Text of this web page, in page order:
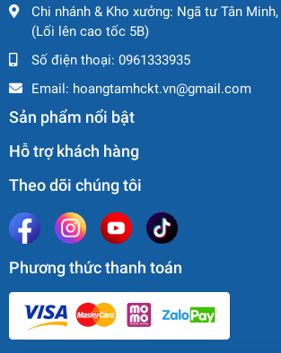
Chi nhánh & Kho xưởng: Ngã tư Tân
(Lối lên cao tốc 5B)
Số điện thoại: 0961333935
Email: hoangtamhckt.vn@gmail.com
Sản phẩm nổi bật
Hỗ trợ khách hàng
Theo dõi chúng tôi
Phương thức thanh toán